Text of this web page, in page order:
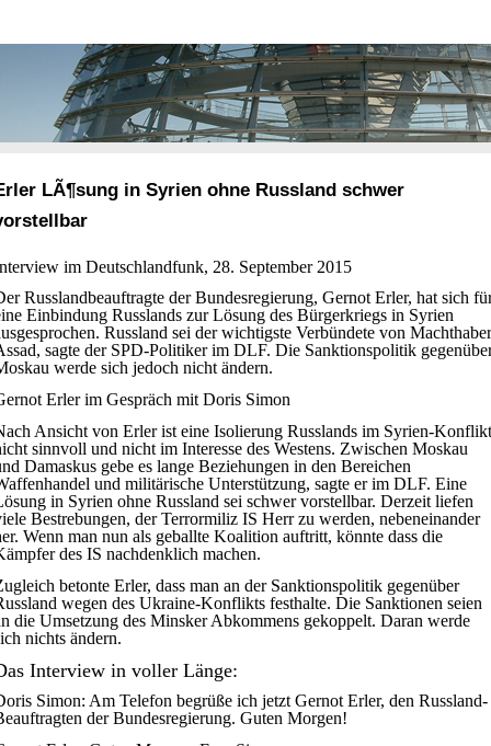
LÃ¶sung in Syrien ohne Russland schwer
im Deutschlandfunk, 28. September 2015
Russlandbeauftragte der Bundesregierung, Gernot Erler, hat sich
Einbindung Russlands zur Lösung des Bürgerkriegs in Syrien
Russland sei der wichtigste Verbündete von Machthaber
sagte der SPD-Politiker im DLF. Die Sanktionspolitik
werde sich jedoch nicht ändern.
Erler im Gespräch mit Doris Simon
Ansicht von Erler ist eine Isolierung Russlands im Syrien-Konflikt
sinnvoll und nicht im Interesse des Westens. Zwischen Moskau
Damaskus gebe es lange Beziehungen in den Bereichen
und militärische Unterstützung, sagte er im DLF. Eine
in Syrien ohne Russland sei schwer vorstellbar. Derzeit liefen
Bestrebungen, der Terrormiliz IS Herr zu werden, nebeneinander
Wenn man nun als geballte Koalition auftritt, könnte dass die
des IS nachdenklich machen.
betonte Erler, dass man an der Sanktionspolitik gegenüber
wegen des Ukraine-Konflikts festhalte. Die Sanktionen seien
die Umsetzung des Minsker Abkommens gekoppelt. Daran werde
nichts ändern.
Interview in voller Länge:
Simon: Am Telefon begrüße ich jetzt Gernot Erler, den Russland-
der Bundesregierung. Guten Morgen!